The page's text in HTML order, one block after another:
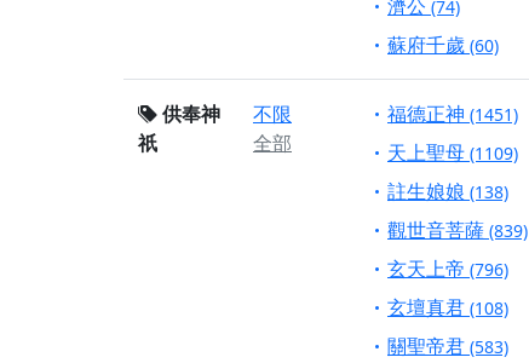
濟公 (74)
蘇府千歲 (60)
供奉神
祇
不限
全部
福德正神 (1451)
天上聖母 (1109)
註生娘娘 (138)
觀世音菩薩 (839)
玄天上帝 (796)
玄壇真君 (108)
關聖帝君 (583)